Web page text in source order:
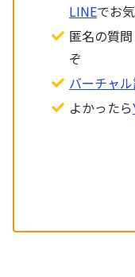
LINEでお
匿名の質
ぞ
バーチャ
よかったら